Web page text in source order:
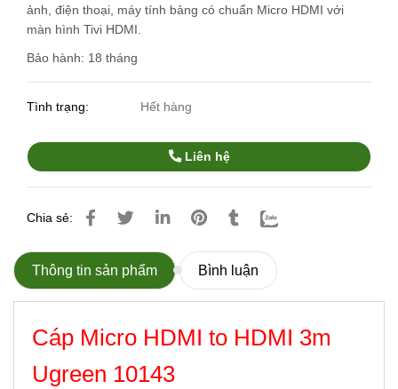
ảnh, điện thoại, máy tính bảng có chuẩn Micro HDMI với
màn hình Tivi HDMI.
Bảo hành: 18 tháng
Tình trạng: Hết hàng
Liên hệ
Chia sẻ:
Thông tin sản phẩm Bình luận
Cáp Micro HDMI to HDMI 3m
Ugreen 10143